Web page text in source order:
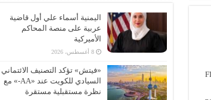
اليمنية أسماء علي أول قاضية
عربية على منصة المحاكم
الأميركية
8 أغسطس، 2026
«فيتش» تؤكد التصنيف الائتماني
السيادي للكويت عند «AA-» مع
نظرة مستقبلية مستقرة